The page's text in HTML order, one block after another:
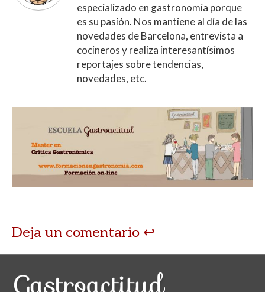
especializado en gastronomía porque
es su pasión. Nos mantiene al día de las
novedades de Barcelona, entrevista a
cocineros y realiza interesantísimos
reportajes sobre tendencias,
novedades, etc.
Deja un comentario